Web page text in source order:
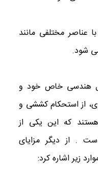
عناصر مختلفی مانند
شود.
هندسی خاص خود و
از استحکام کششی و
هستند که این یکی از
. از دیگر مزایای
زیر اشاره کرد: